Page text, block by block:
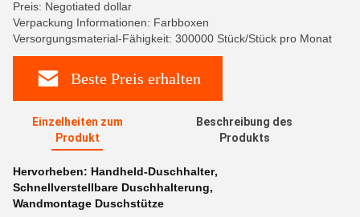
Preis: Negotiated dollar
Verpackung Informationen: Farbboxen
Versorgungsmaterial-Fähigkeit: 300000 Stück/Stück pro Monat
Beste Preis erhalten
Einzelheiten zum
Produkt
Beschreibung des
Produkts
Hervorheben: Handheld-Duschhalter,
Schnellverstellbare Duschhalterung,
Wandmontage Duschstütze